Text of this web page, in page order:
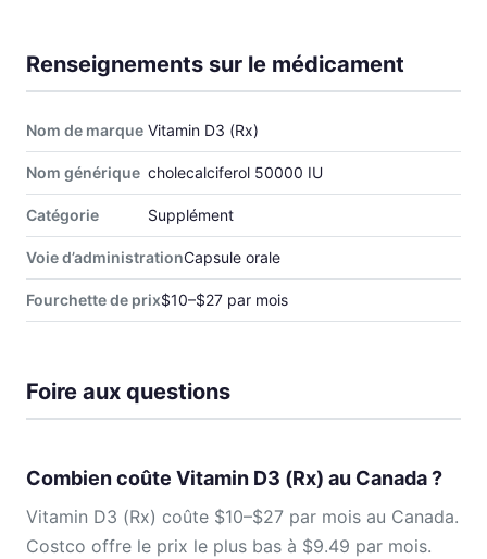
Renseignements sur le médicament
Nom de marque Vitamin D3 (Rx)
Nom générique cholecalciferol 50000 IU
Catégorie Supplément
Voie d’administrationCapsule orale
Fourchette de prix$10–$27 par mois
Foire aux questions
Combien coûte Vitamin D3 (Rx) au Canada ?
Vitamin D3 (Rx) coûte $10–$27 par mois au Canada.
Costco offre le prix le plus bas à $9.49 par mois.